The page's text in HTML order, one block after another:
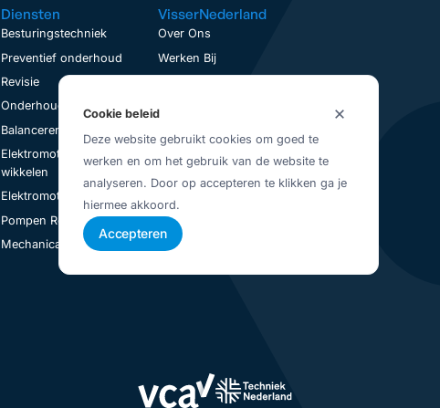
Cookie beleid
Deze website gebruikt cookies om goed te
werken en om het gebruik van de website te
analyseren. Door op accepteren te klikken ga je
hiermee akkoord.
Accepteren
Diensten
Besturingstechniek
Preventief onderhoud
Revisie
Onderhoud op locatie
Balanceren
Elektromotoren
wikkelen
Elektromotoren Revisie
Pompen Revisie
Mechanical Seal Revisie
VisserNederland
Over Ons
Werken Bij
Service aanvraag
Vestigingen
Juridisch
Privacybeleid
Algemene Voorwaarden